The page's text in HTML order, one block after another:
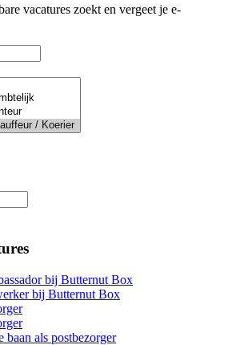
vacatures zoekt en vergeet je e-
bij Butternut Box
bij Butternut Box
baan als postbezorger